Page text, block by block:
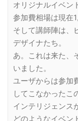
オリジナルイベン
参加費相場は現在
そして講師陣は、
デザイナたち。
あ。これは来た、
いました。
ユーザからは参加
してこなかったこ
インテリジェンス
どのようなイベン